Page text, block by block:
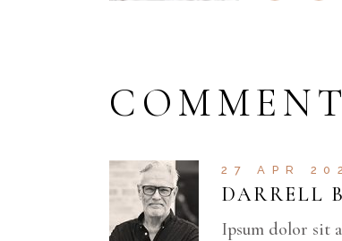
27 APR
DARRELL
Ipsum dolor sit